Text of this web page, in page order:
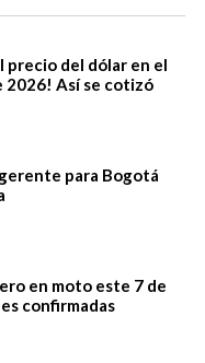
precio del dólar en el
2026! Así se cotizó
para Bogotá
en moto este 7 de
confirmadas